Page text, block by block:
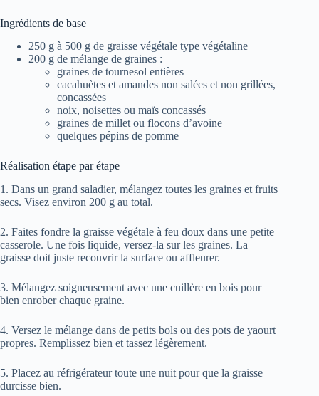
Ingrédients de base
250 g à 500 g de graisse végétale type végétaline
200 g de mélange de graines :
graines de tournesol entières
cacahuètes et amandes non salées et non grillées,
concassées
noix, noisettes ou maïs concassés
graines de millet ou flocons d’avoine
quelques pépins de pomme
Réalisation étape par étape
1. Dans un grand saladier, mélangez toutes les graines et fruits
secs. Visez environ 200 g au total.
2. Faites fondre la graisse végétale à feu doux dans une petite
casserole. Une fois liquide, versez-la sur les graines. La
graisse doit juste recouvrir la surface ou affleurer.
3. Mélangez soigneusement avec une cuillère en bois pour
bien enrober chaque graine.
4. Versez le mélange dans de petits bols ou des pots de yaourt
propres. Remplissez bien et tassez légèrement.
5. Placez au réfrigérateur toute une nuit pour que la graisse
durcisse bien.